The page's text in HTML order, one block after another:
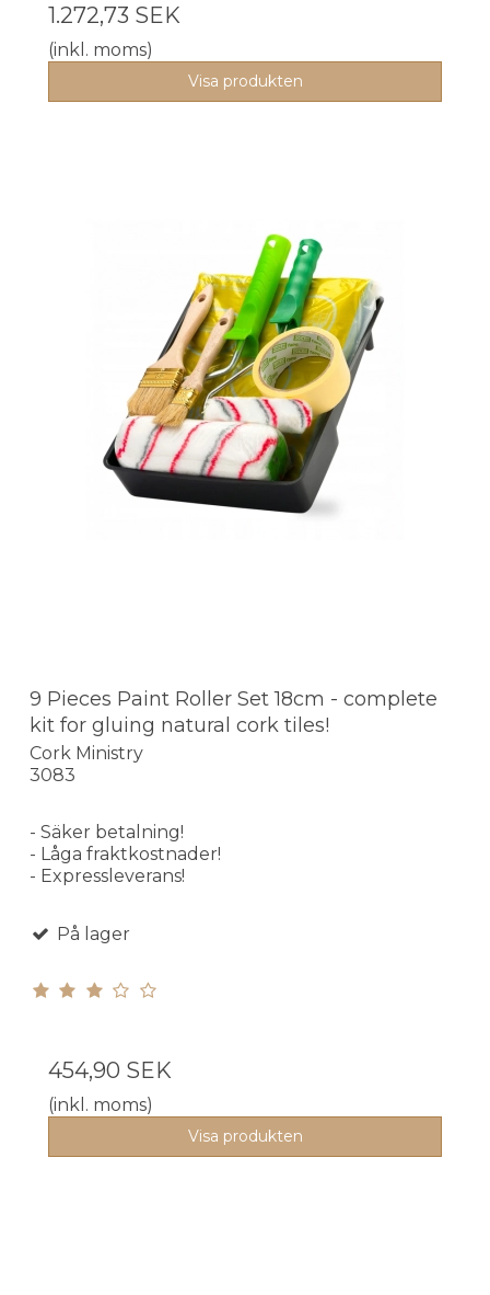
1.272,73 SEK
(inkl. moms)
Visa produkten
9 Pieces Paint Roller Set 18cm - complete
kit for gluing natural cork tiles!
Cork Ministry
3083
- Säker betalning!
- Låga fraktkostnader!
- Expressleverans!
På lager
454,90 SEK
(inkl. moms)
Visa produkten